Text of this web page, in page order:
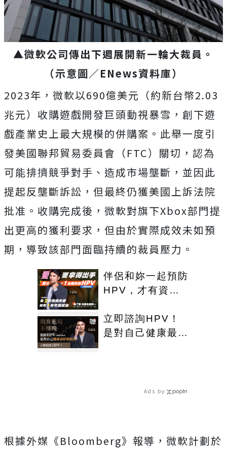
▲微軟公司傳出下週展開新一輪大裁員。
（示意圖／ENews資料庫）
2023年，微軟以690億美元（約新台幣2.03
兆元）收購遊戲開發巨頭動視暴雪，創下遊
戲產業史上最大規模的併購案。此舉一度引
發美國聯邦貿易委員會（FTC）關切，認為
可能排擠競爭對手、造成市場壟斷，並因此
提起反壟斷訴訟，但最終仍獲美國上訴法院
批准。收購完成後，微軟對旗下Xbox部門提
出更高的獲利要求，但由於實際成效未如預
期，導致該部門面臨持續的裁員壓力。
伴侶和妳一起預防
HPV，才有資格
立即諮詢HPV！
是對自己健康最好
Ads by
根據外媒《Bloomberg》報導，微軟計劃於